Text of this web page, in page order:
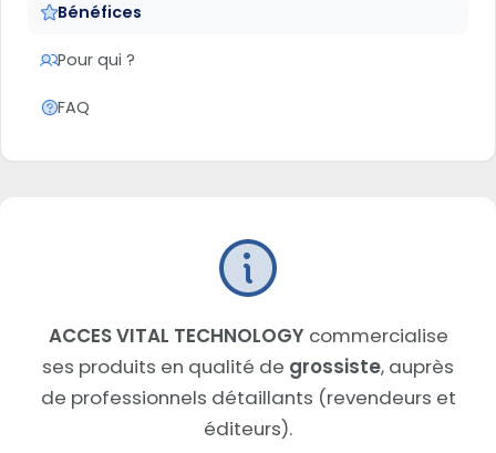
ACCES VITAL TECHNOLOGY commercialise
ses produits en qualité de grossiste, auprès
de professionnels détaillants (revendeurs et
éditeurs).
Bénéfices
Pour qui ?
FAQ